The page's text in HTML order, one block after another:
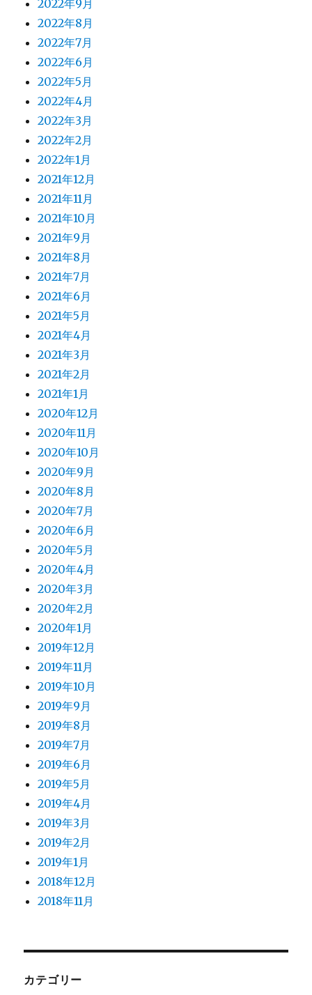
2022年9月
2022年8月
2022年7月
2022年6月
2022年5月
2022年4月
2022年3月
2022年2月
2022年1月
2021年12月
2021年11月
2021年10月
2021年9月
2021年8月
2021年7月
2021年6月
2021年5月
2021年4月
2021年3月
2021年2月
2021年1月
2020年12月
2020年11月
2020年10月
2020年9月
2020年8月
2020年7月
2020年6月
2020年5月
2020年4月
2020年3月
2020年2月
2020年1月
2019年12月
2019年11月
2019年10月
2019年9月
2019年8月
2019年7月
2019年6月
2019年5月
2019年4月
2019年3月
2019年2月
2019年1月
2018年12月
2018年11月
カテゴリー